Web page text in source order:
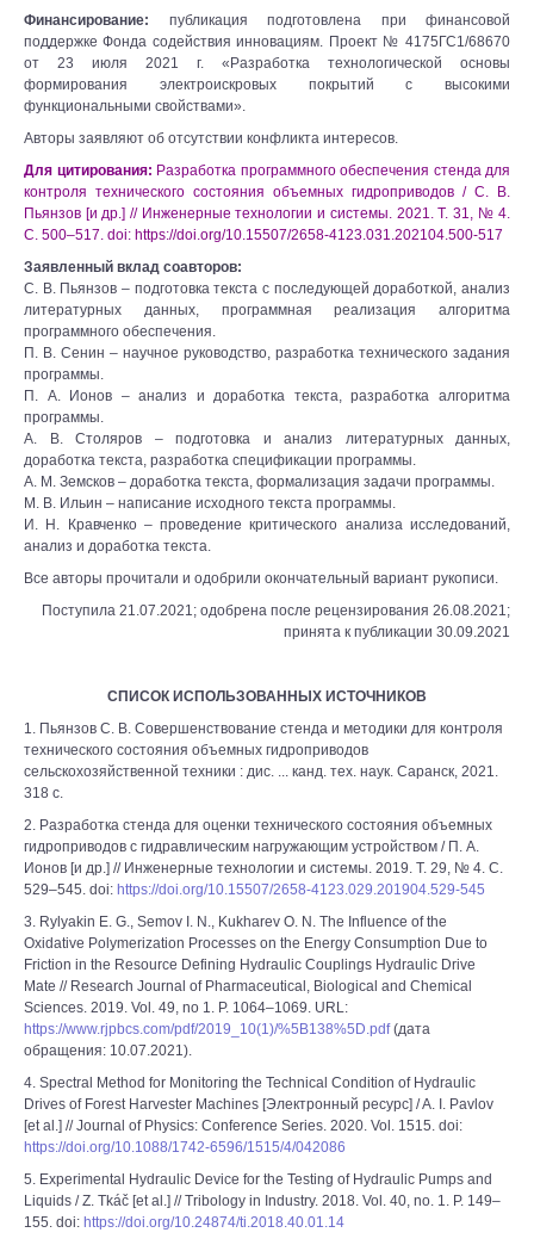
Финансирование: публикация подготовлена при финансовой
поддержке Фонда содействия инновациям. Проект № 4175ГС1/68670
от 23 июля 2021 г. «Разработка технологической основы
формирования электроискровых покрытий с высокими
функциональными свойствами».
Авторы заявляют об отсутствии конфликта интересов.
Для цитирования: Разработка программного обеспечения стенда для
контроля технического состояния объемных гидроприводов / С. В.
Пьянзов [и др.] // Инженерные технологии и системы. 2021. Т. 31, № 4.
С. 500–517. doi: https://doi.org/10.15507/2658-4123.031.202104.500-517
Заявленный вклад соавторов:
С. В. Пьянзов – подготовка текста с последующей доработкой, анализ
литературных данных, программная реализация алгоритма
программного обеспечения.
П. В. Сенин – научное руководство, разработка технического задания
программы.
П. А. Ионов – анализ и доработка текста, разработка алгоритма
программы.
А. В. Столяров – подготовка и анализ литературных данных,
доработка текста, разработка спецификации программы.
А. М. Земсков – доработка текста, формализация задачи программы.
М. В. Ильин – написание исходного текста программы.
И. Н. Кравченко – проведение критического анализа исследований,
анализ и доработка текста.
Все авторы прочитали и одобрили окончательный вариант рукописи.
Поступила 21.07.2021; одобрена после рецензирования 26.08.2021;
принята к публикации 30.09.2021
СПИСОК ИСПОЛЬЗОВАННЫХ ИСТОЧНИКОВ
1. Пьянзов С. В. Совершенствование стенда и методики для контроля
технического состояния объемных гидроприводов
сельскохозяйственной техники : дис. ... канд. тех. наук. Саранск, 2021.
318 с.
2. Разработка стенда для оценки технического состояния объемных
гидроприводов с гидравлическим нагружающим устройством / П. А.
Ионов [и др.] // Инженерные технологии и системы. 2019. Т. 29, № 4. С.
529–545. doi: https://doi.org/10.15507/2658-4123.029.201904.529-545
3. Rylyakin E. G., Semov I. N., Kukharev O. N. The Influence of the
Oxidative Polymerization Processes on the Energy Consumption Due to
Friction in the Resource Defining Hydraulic Couplings Hydraulic Drive
Mate // Research Journal of Pharmaceutical, Biological and Chemical
Sciences. 2019. Vol. 49, no 1. P. 1064–1069. URL:
https://www.rjpbcs.com/pdf/2019_10(1)/%5B138%5D.pdf(дата
обращения: 10.07.2021).
4. Spectral Method for Monitoring the Technical Condition of Hydraulic
Drives of Forest Harvester Machines [Электронный ресурс] / A. I. Pavlov
[et al.] // Journal of Physics: Conference Series. 2020. Vol. 1515. doi:
https://doi.org/10.1088/1742-6596/1515/4/042086
5. Experimental Hydraulic Device for the Testing of Hydraulic Pumps and
Liquids / Z. Tkáč [et al.] // Tribology in Industry. 2018. Vol. 40, no. 1. P. 149–
155. doi: https://doi.org/10.24874/ti.2018.40.01.14